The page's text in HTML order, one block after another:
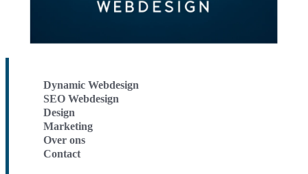
Dynamic Webdesign
SEO Webdesign
Design
Marketing
Over ons
Contact